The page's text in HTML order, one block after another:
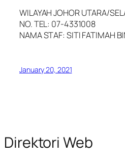
WILAYAH JOHOR UTARA/
NO. TEL: 07-4331008
NAMA STAF: SITI FATIMAH
January 20, 2021
Direktori Web